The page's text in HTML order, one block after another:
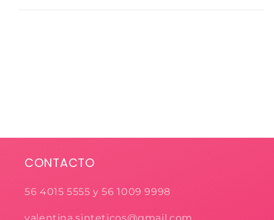
CONTACTO
56 4015 5555 y 56 1009 9998
valentina.sinteticos@gmail.com